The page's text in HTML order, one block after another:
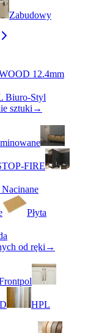
Zabudowy
12.4mm
Biuro-Styl
sztuki →
FIRE
Płyta
od ręki →
HPL